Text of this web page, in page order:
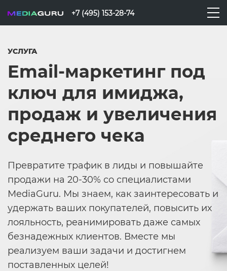
+7 (495) 153-28-74
УСЛУГА
Email-маркетинг под
ключ для имиджа,
продаж и увеличения
среднего чека
Превратите трафик в лиды и повышайте
продажи на 20-30% со специалистами
MediaGuru. Мы знаем, как заинтересовать и
удержать ваших покупателей, повысить их
лояльность, реанимировать даже самых
безнадежных клиентов. Вместе мы
реализуем ваши задачи и достигнем
поставленных целей!